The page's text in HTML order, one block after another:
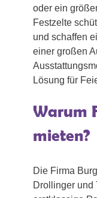
oder ein
Festzelte
und schaffen
einer großen
Lösung für
Warum
mieten?
Die Firma
Drollinger und